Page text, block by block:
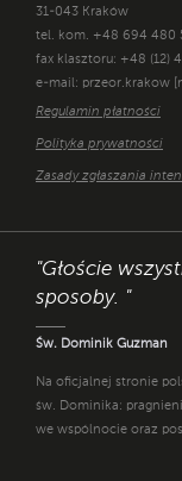
31-043 Kraków
tel. kom. +48 694 480
fax klasztoru: +48 (12)
e-mail: przeor.krakow
Regulamin płatności
Polityka prywatności
Zasady zgłaszania
"Głoście
sposoby. "
Św. Dominik Guzman
Na oficjalnej stronie
św. Dominika:
we wspólnocie oraz